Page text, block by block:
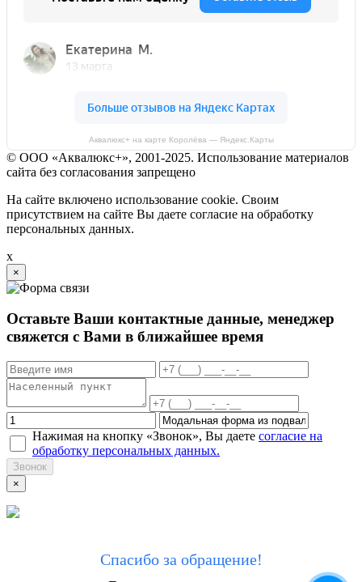
Аквалюкс+ на карте Королёва — Яндекс.Карты
© ООО «Аквалюкс+», 2001-2025. Использование материалов
сайта без согласования запрещено
На сайте включено использование cookie. Своим
присутствием на сайте Вы даете согласие на обработку
персональных данных.
x
×
Оставьте Ваши контактные данные, менеджер
свяжется с Вами в ближайшее время
Нажимая на кнопку «Звонок», Вы даете согласие на
обработку персональных данных.
Звонок
×
Спасибо за обращение!